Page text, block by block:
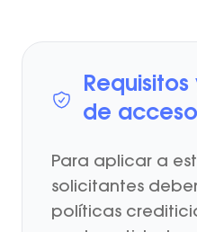
de acceso
Para aplicar a
solicitantes
políticas